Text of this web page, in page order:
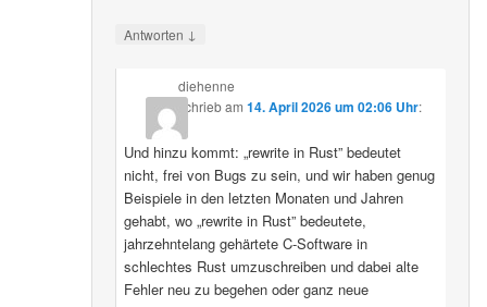
Antworten ↓
diehenne
schriebam 14. April 2026 um 02:06 Uhr:
Und hinzu kommt: „rewrite in Rust” bedeutet
nicht, frei von Bugs zu sein, und wir haben genug
Beispiele in den letzten Monaten und Jahren
gehabt, wo „rewrite in Rust” bedeutete,
jahrzehntelang gehärtete C-Software in
schlechtes Rust umzuschreiben und dabei alte
Fehler neu zu begehen oder ganz neue